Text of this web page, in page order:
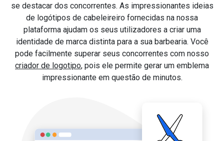
se destacar dos concorrentes. As impressionantes ideias
de logótipos de cabeleireiro fornecidas na nossa
plataforma ajudam os seus utilizadores a criar uma
identidade de marca distinta para a sua barbearia. Você
pode facilmente superar seus concorrentes com nosso
criador de logotipo, pois ele permite gerar um emblema
impressionante em questão de minutos.